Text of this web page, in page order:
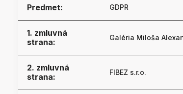
Predmet: GDPR
1. zmluvná
strana:
Galéria Miloša
2. zmluvná
strana:
FIBEZ s.r.o.